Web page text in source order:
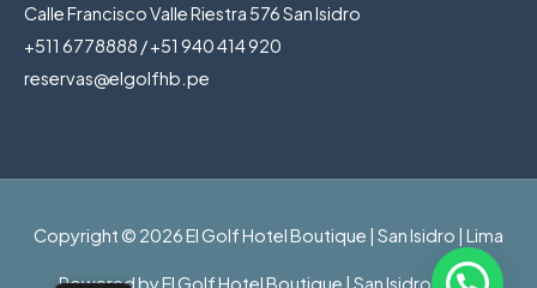
Calle Francisco Valle Riestra 576 San Isidro
+511 6778888 / +51 940 414 920
reservas@elgolfhb.pe
Copyright © 2026 El Golf Hotel Boutique | San Isidro | Lima
Powered by El Golf Hotel Boutique | San Isidro | Lima